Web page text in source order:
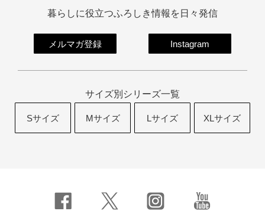
暮らしに役立つふろしき情報を日々発信
メルマガ登録 Instagram
サイズ別シリーズ一覧
Sサイズ Mサイズ Lサイズ XLサイズ